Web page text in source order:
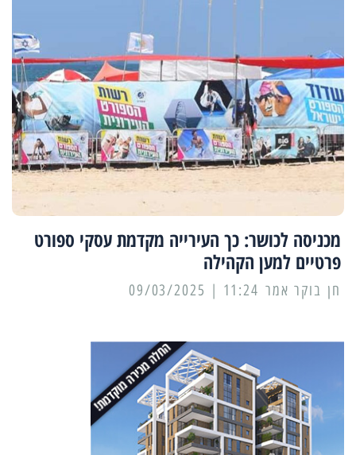
מכניסה לכושר: כך העירייה מקדמת עסקי ספורט
פרטיים למען הקהילה
11:24 | 09/03/2025